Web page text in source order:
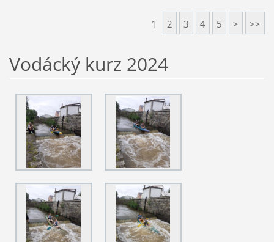
1 2 3 4 5 > >>
Vodácký kurz 2024